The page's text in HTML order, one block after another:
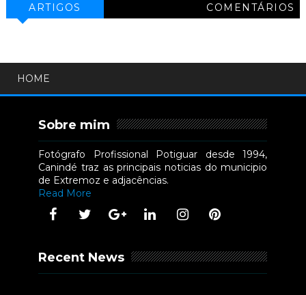
ARTIGOS COMENTÁRIOS
HOME
Sobre mim
Fotógrafo Profissional Potiguar desde 1994,
Canindé traz as principais noticias do municipio
de Extremoz e adjacências.
Read More
Recent News